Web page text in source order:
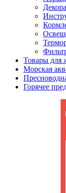
Товары для
Морская
Горячее